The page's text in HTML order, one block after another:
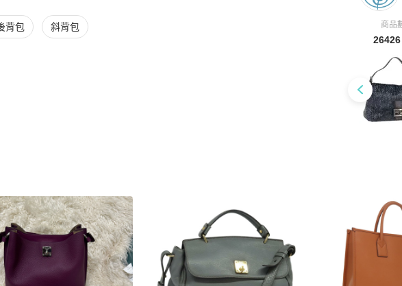
商品
元加購安心購（正貨鑑證）與（品質檢查）服務，意即商品抵達香港時，
您的訂單將被取消，系統自動退回整張訂單的金額（包含安心購費用）。
服務，大多數加贈正貨證書，部分含鑑定分析。
背包 斜背包